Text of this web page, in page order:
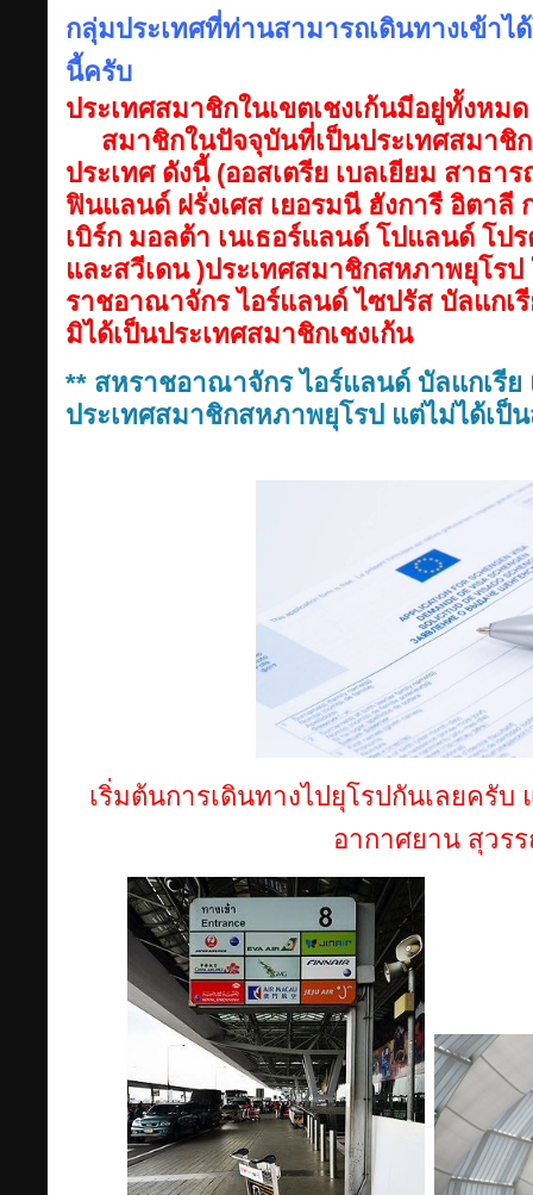
กลุ่มประเทศที่ท่านสามารถเดินทางเข้าไ
นี้ครับ
ประเทศสมาชิกในเขตเชงเก้นมีอยู่ทั้งหมด
สมาชิกในปัจจุบันที่เป็นประเทศสมาชิ
ประเทศ ดังนี้ (ออสเตรีย เบลเยียม สาธา
ฟินแลนด์ ฝรั่งเศส เยอรมนี ฮังการี อิตาลี
เบิร์ก มอลต้า เนเธอร์แลนด์ โปแลนด์ โป
และสวีเดน )ประเทศสมาชิกสหภาพยุโรป
ราชอาณาจักร ไอร์แลนด์ ไซปรัส บัลแกเรี
มิได้เป็นประเทศสมาชิกเชงเก้น
** สหราชอาณาจักร ไอร์แลนด์ บัลแกเรีย
ประเทศสมาชิกสหภาพยุโรป แต่ไม่ได้เป็
เริ่มต้นการเดินทางไปยุโรปกันเลยครั
อากาศยาน สุวร